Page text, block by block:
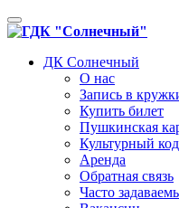
Toggle
navigation
ДК Солнечный
О нас
Запись в
Купить билет
Пушкинская
Культурный код
Аренда
Обратная связь
Часто